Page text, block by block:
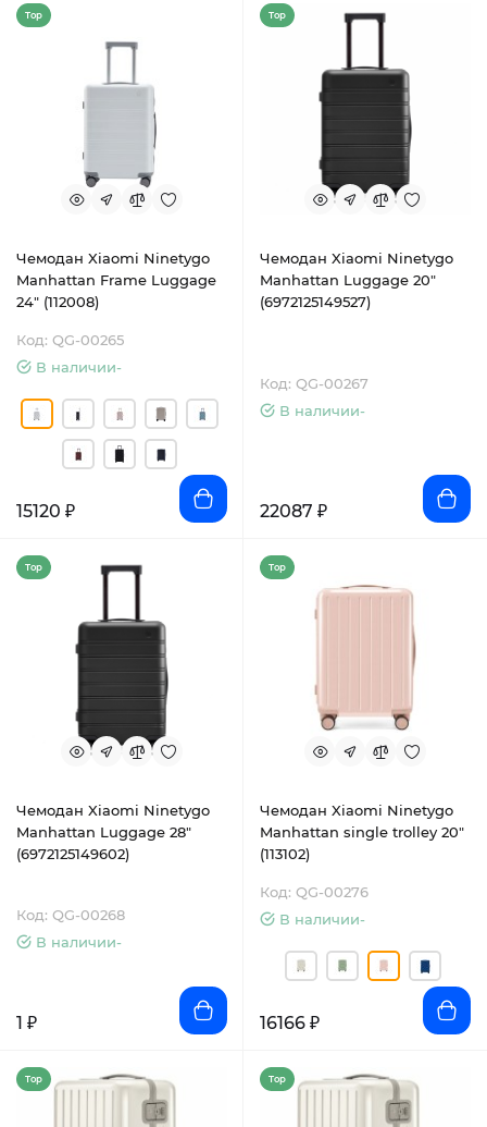
Top
Чемодан Xiaomi Ninetygo
Manhattan Frame Luggage
24" (112008)
Код: QG-00265
В наличии-
15120 ₽
Top
Чемодан Xiaomi Ninetygo
Manhattan Luggage 20"
(6972125149527)
Код: QG-00267
В наличии-
22087 ₽
Top
Чемодан Xiaomi Ninetygo
Manhattan Luggage 28"
(6972125149602)
Код: QG-00268
В наличии-
1 ₽
Top
Чемодан Xiaomi Ninetygo
Manhattan single trolley 20"
(113102)
Код: QG-00276
В наличии-
16166 ₽
Top Top